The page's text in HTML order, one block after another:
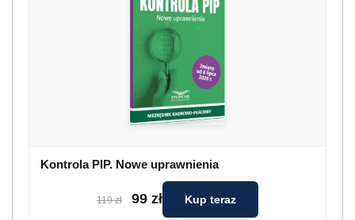
Kontrola PIP. Nowe uprawnienia
119 zł 99 zł Kup teraz